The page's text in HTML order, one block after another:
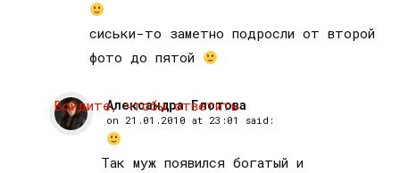
сиськи-то заметно подросли от второй
фото до пятой
Александра Глотова
on 21.01.2010 at 23:01 said:
Так муж появился богатый и
Войдите, чтобы ответить